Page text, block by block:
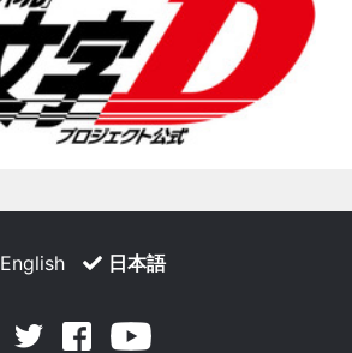
English 日本語
Twitter Facebook